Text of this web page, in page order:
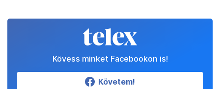
Kövess minket Facebookon is!
Követem!